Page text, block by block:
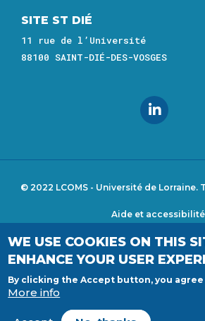
SITE ST DIÉ
11 rue de l’Université
88100 SAINT-DIÉ-DES-VOSGES
© 2022 LCOMS - Université de Lorraine.
Footer
menu
Aide et accessibilité
Déclaration
WE USE COOKIES ON THIS
ENHANCE YOUR USER
By clicking the Accept button, you agree
More info